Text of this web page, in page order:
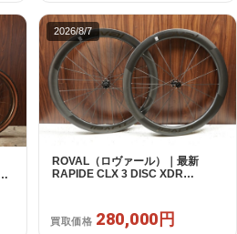
2026/8/7
ROVAL（ロヴァール）｜最新
RAPIDE CLX 3 DISC XDR
買取価格 280,000円